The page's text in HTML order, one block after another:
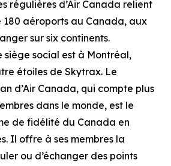
régulières d’Air Canada relient
180 aéroports au Canada, aux
sur six continents.
siège social est à Montréal,
étoiles de Skytrax. Le
d’Air Canada, qui compte plus
dans le monde, est le
de fidélité du Canada en
Il offre à ses membres la
ou d’échanger des points